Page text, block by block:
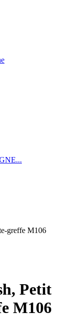
greffe M106
Petit
M106